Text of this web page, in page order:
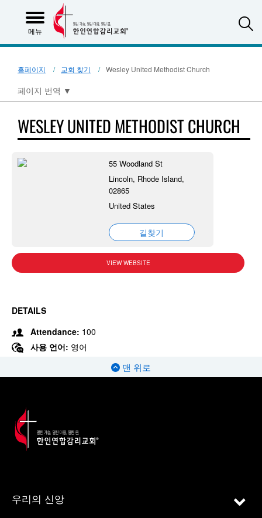
메뉴
홈페이지 교회 찾기 Wesley United Methodist Church
페이지 번역 ▼
WESLEY UNITED METHODIST CHURCH
55 Woodland St
Lincoln, Rhode Island,
02865
United States
길찾기
VIEW WEBSITE
DETAILS
Attendance: 100
사용 언어: 영어
맨 위로
우리의 신앙